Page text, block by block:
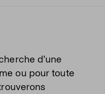
d'une
ou pour toute